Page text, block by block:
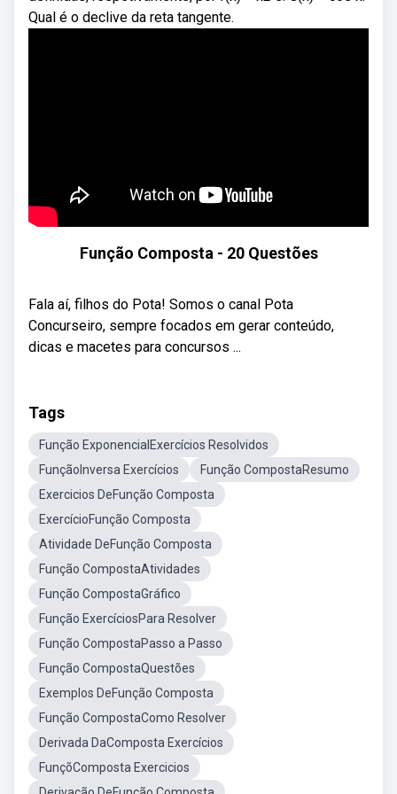
Qual é o declive da reta tangente.
Função Composta - 20 Questões
Fala aí, filhos do Pota! Somos o canal Pota
Concurseiro, sempre focados em gerar conteúdo,
dicas e macetes para concursos ...
Tags
Função ExponencialExercícios Resolvidos
FunçãoInversa Exercícios
Função CompostaResumo
Exercicios DeFunção Composta
ExercícioFunção Composta
Atividade DeFunção Composta
Função CompostaAtividades
Função CompostaGráfico
Função ExercíciosPara Resolver
Função CompostaPasso a Passo
Função CompostaQuestões
Exemplos DeFunção Composta
Função CompostaComo Resolver
Derivada DaComposta Exercícios
FunçõComposta Exercicios